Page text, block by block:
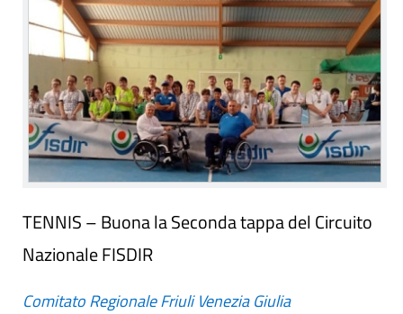
TENNIS – Buona la Seconda tappa del Circuito
Nazionale FISDIR
Comitato Regionale Friuli Venezia Giulia